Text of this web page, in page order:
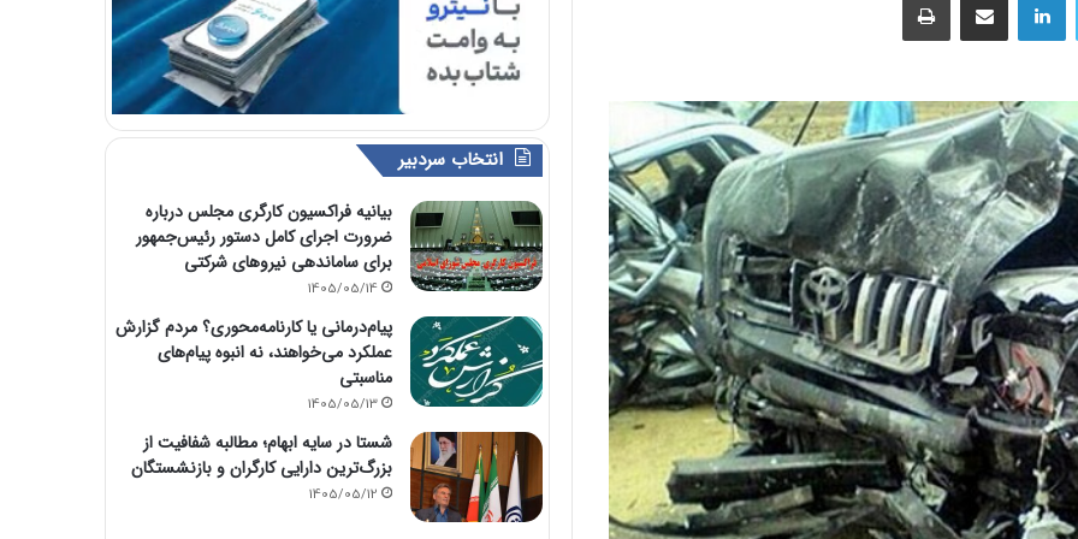
انتخاب سردبیر
بیانیه فراکسیون کارگری مجلس درباره
ضرورت اجرای کامل دستور رئیس‌جمهور
برای ساماندهی نیروهای شرکتی
1405/05/14
پیام‌درمانی یا کارنامه‌محوری؟ مردم گزارش
عملکرد می‌خواهند، نه انبوه پیام‌های
مناسبتی
1405/05/13
شستا در سایه ابهام؛ مطالبه شفافیت از
بزرگ‌ترین دارایی کارگران و بازنشستگان
1405/05/12